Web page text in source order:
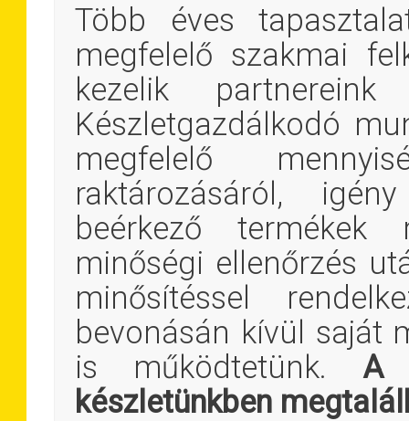
Több éves
megfelelő szakmai
kezelik
Készletgazdálkodó
megfelelő
raktározásáról,
beérkező termékek
minőségi ellenőrzés
minősítéssel
bevonásán kívül saját
is működtetünk. A
készletünkben